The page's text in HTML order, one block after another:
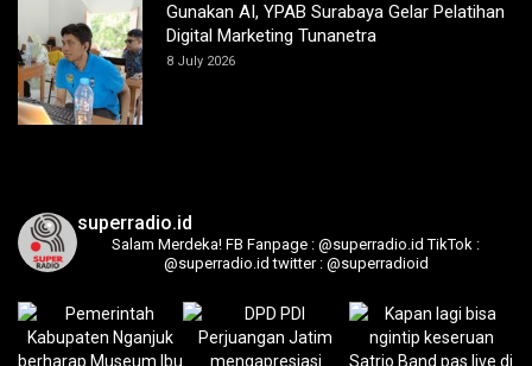
Gunakan AI, YPAB Surabaya Gelar Pelatihan
Digital Marketing Tunanetra
8 July 2026
superradio.id
Salam Merdeka! FB Fanpage : @superradio.id TikTok :
@superradio.id twitter : @superradioid